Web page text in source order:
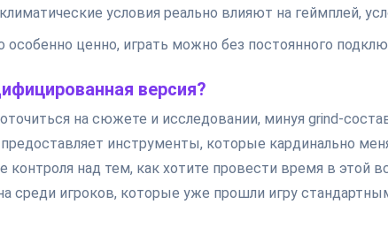
условия реально влияют на геймплей,
ценно, играть можно без постоянного
версия?
на сюжете и исследовании, минуя grind-
инструменты, которые кардинально
контроля над тем, как хотите провести время в этой
среди игроков, которые уже прошли игру